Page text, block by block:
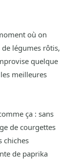
où on
légumes rôtis,
quelque
meilleures
ça : sans
de courgettes
chiches
de paprika